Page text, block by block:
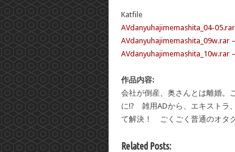
Katfile
AVdanyuhajimemashita_04-
AVdanyuhajimemashita_09w.rar
AVdanyuhajimemashita_10w.rar
作品内容:
会社が倒産、奥さんとは離婚。
に!? 雑用ADから、エキストラ
て解決！ ごくごく普通のオタ
Related Posts: